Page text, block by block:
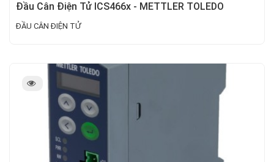
Đầu Cân Điện Tử ICS466x - METTLER TOLEDO
ĐẦU CÂN ĐIỆN TỬ